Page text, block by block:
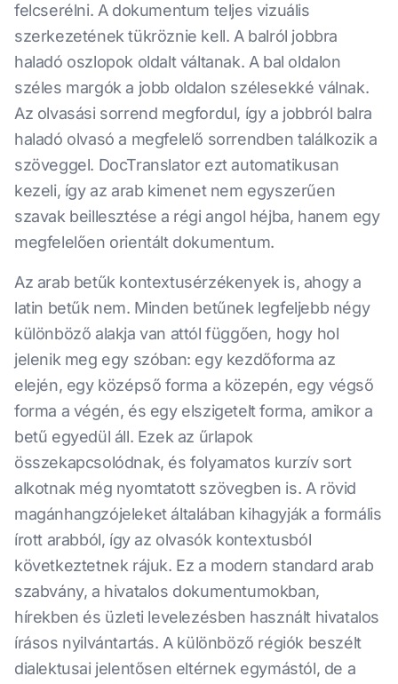
felcserélni. A dokumentum teljes vizuális
szerkezetének tükröznie kell. A balról jobbra
haladó oszlopok oldalt váltanak. A bal oldalon
széles margók a jobb oldalon szélesekké válnak.
Az olvasási sorrend megfordul, így a jobbról balra
haladó olvasó a megfelelő sorrendben találkozik a
szöveggel. DocTranslator ezt automatikusan
kezeli, így az arab kimenet nem egyszerűen
szavak beillesztése a régi angol héjba, hanem egy
megfelelően orientált dokumentum.
Az arab betűk kontextusérzékenyek is, ahogy a
latin betűk nem. Minden betűnek legfeljebb négy
különböző alakja van attól függően, hogy hol
jelenik meg egy szóban: egy kezdőforma az
elején, egy középső forma a közepén, egy végső
forma a végén, és egy elszigetelt forma, amikor a
betű egyedül áll. Ezek az űrlapok
összekapcsolódnak, és folyamatos kurzív sort
alkotnak még nyomtatott szövegben is. A rövid
magánhangzójeleket általában kihagyják a formális
írott arabból, így az olvasók kontextusból
következtetnek rájuk. Ez a modern standard arab
szabvány, a hivatalos dokumentumokban,
hírekben és üzleti levelezésben használt hivatalos
írásos nyilvántartás. A különböző régiók beszélt
dialektusai jelentősen eltérnek egymástól, de a